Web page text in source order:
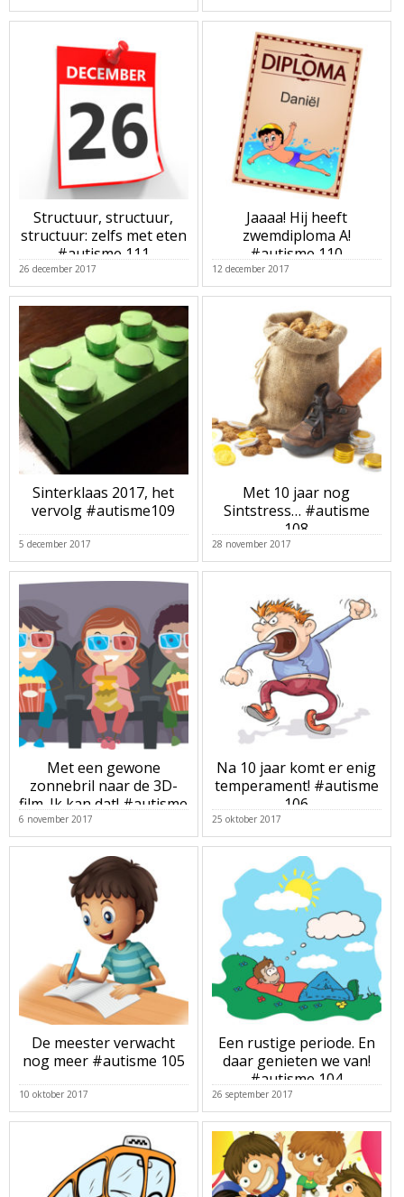
Structuur, structuur,
structuur: zelfs met eten
#autisme 111
26 december 2017
Jaaaa! Hij heeft
zwemdiploma A!
#autisme 110
12 december 2017
Sinterklaas 2017, het
vervolg #autisme109
5 december 2017
Met 10 jaar nog
Sintstress… #autisme
108
28 november 2017
Met een gewone
zonnebril naar de 3D-
film. Ik kan dat! #autisme
107
6 november 2017
Na 10 jaar komt er enig
temperament! #autisme
106
25 oktober 2017
De meester verwacht
nog meer #autisme 105
10 oktober 2017
Een rustige periode. En
daar genieten we van!
#autisme 104
26 september 2017